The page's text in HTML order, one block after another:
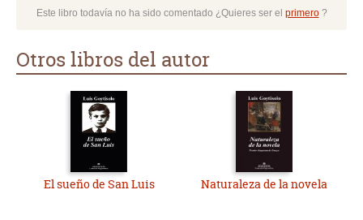
Este libro todavía no ha sido comentado ¿Quieres ser el primero?
Otros libros del autor
El sueño de San Luis Naturaleza de la novela